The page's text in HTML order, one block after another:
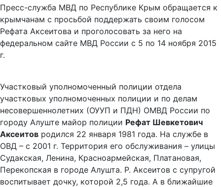
Пресс-служба МВД по Республике Крым обращается к
крымчанам с просьбой поддержать своим голосом
Рефата Аксеитова и проголосовать за него на
федеральном сайте МВД России с 5 по 14 ноября 2015
г.
Участковый уполномоченный полиции отдела
участковых уполномоченных полиции и по делам
несовершеннолетних (ОУУП и ПДН) ОМВД России по
городу Алуште майор полиции Рефат Шевкетович
Аксеитов родился 22 января 1981 года. На службе в
ОВД – с 2001 г. Территория его обслуживания – улицы
Судакская, Ленина, Красноармейская, Платановая,
Перекопская в городе Алушта. Р. Аксеитов с супругой
воспитывает дочку, которой 2,5 года. А в ближайшие